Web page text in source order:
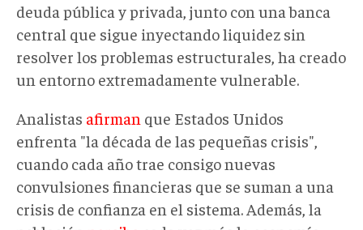
deuda pública y privada, junto con una banca
central que sigue inyectando liquidez sin
resolver los problemas estructurales, ha creado
un entorno extremadamente vulnerable.
Analistas afirman que Estados Unidos
enfrenta "la década de las pequeñas crisis",
cuando cada año trae consigo nuevas
convulsiones financieras que se suman a una
crisis de confianza en el sistema. Además, la